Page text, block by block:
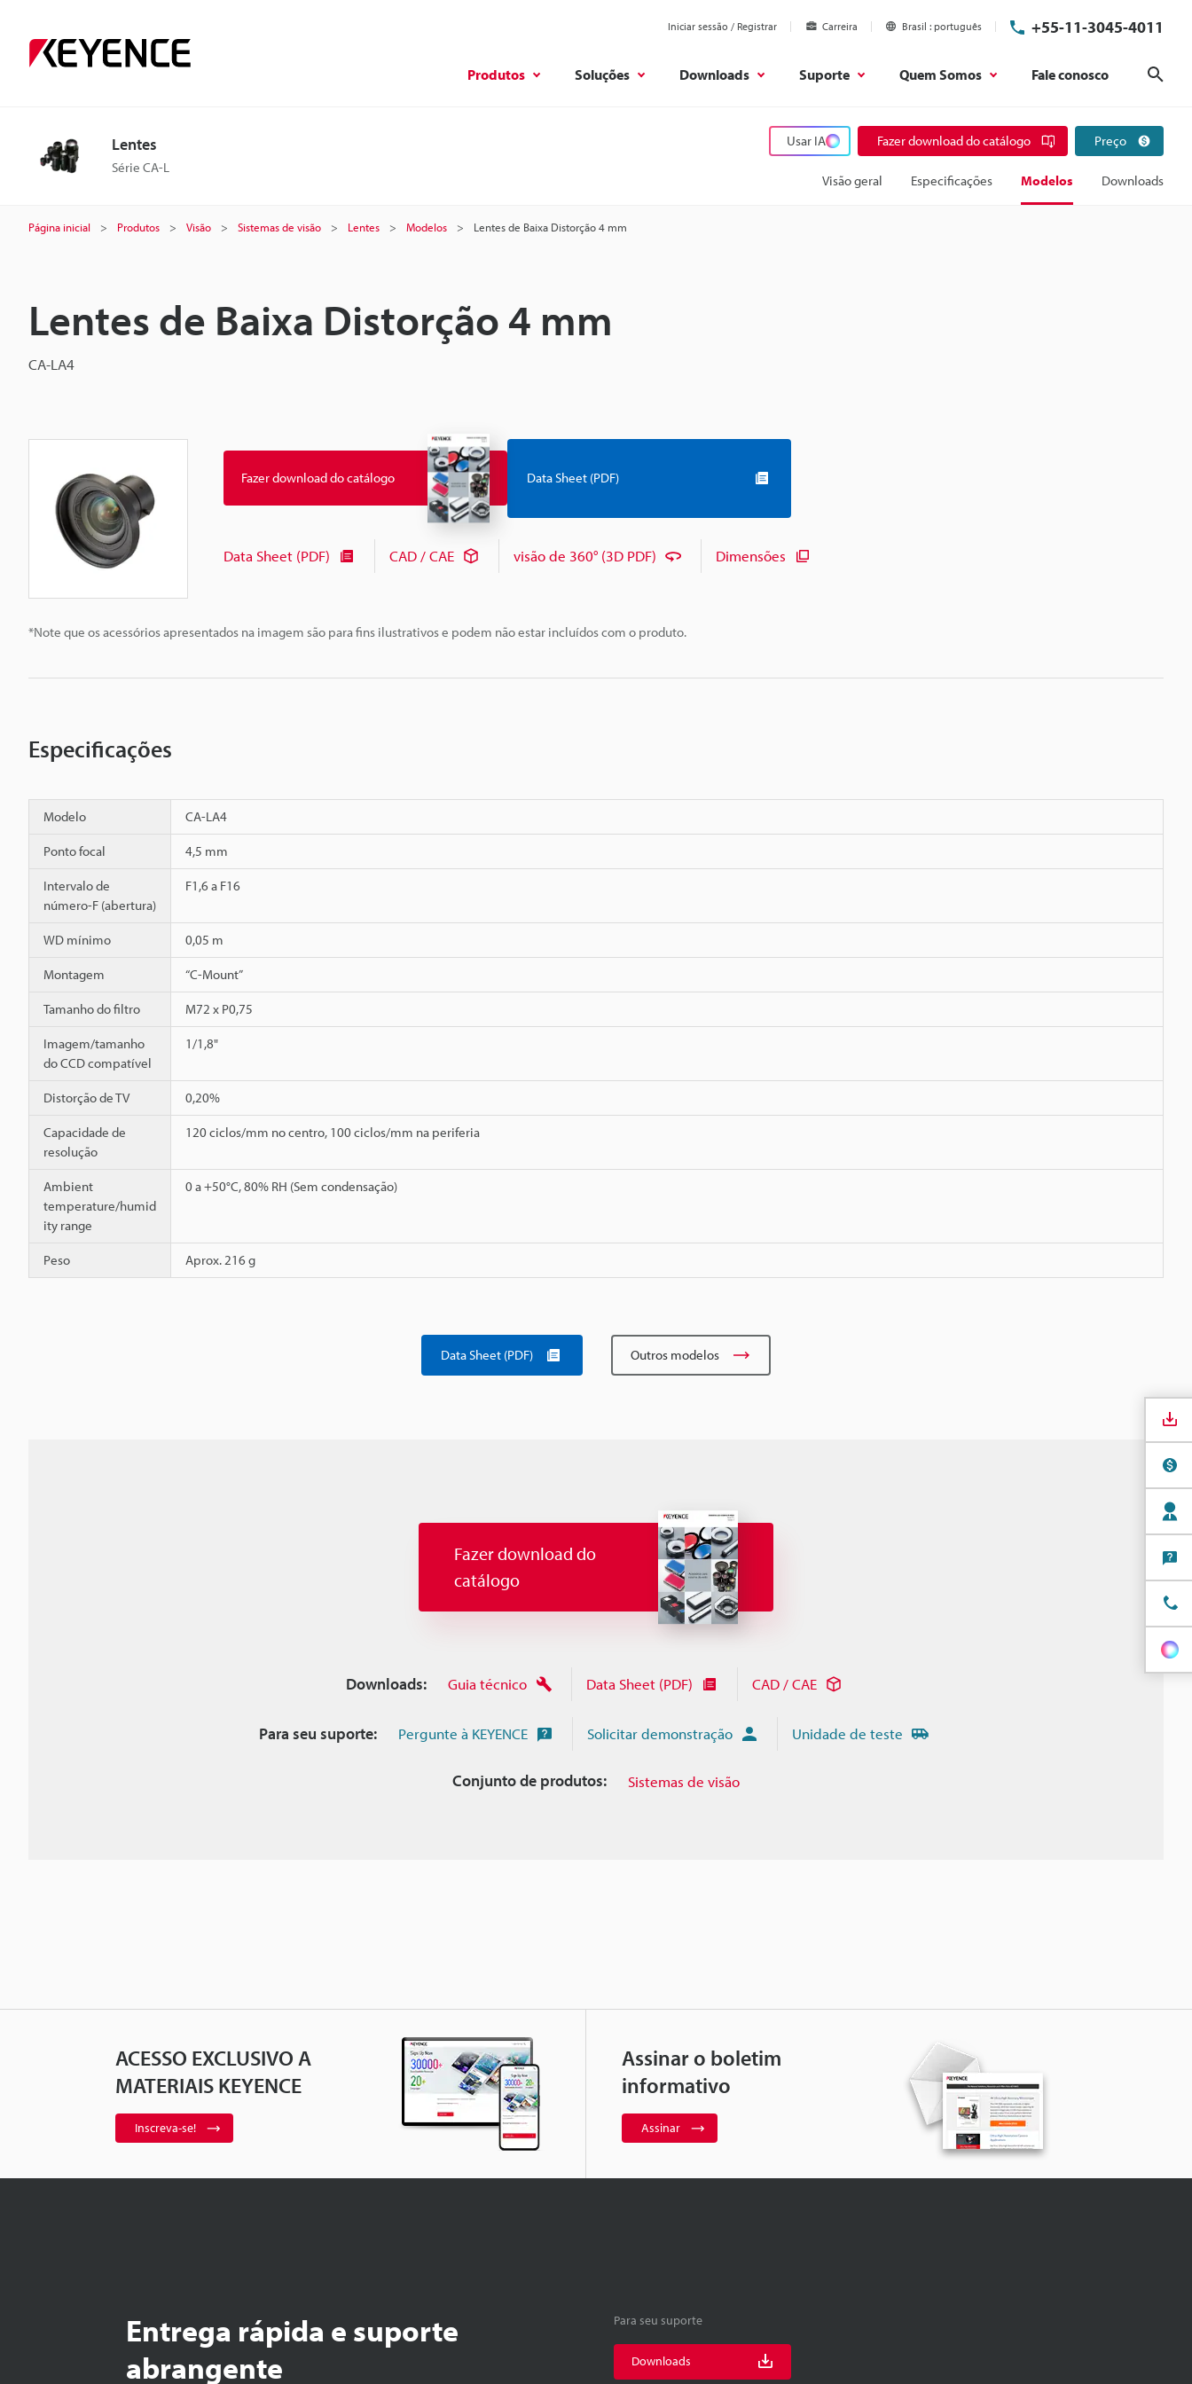
Iniciar sessão / Registrar Carreira Brasil português +55-11-3045-4011
Produtos Soluções Downloads Suporte Quem Somos Fale conosco
Lentes
Série CA-L
Usar IA Fazer download do catálogo Preço
Visão geral Especificações Modelos Downloads
Página inicial Produtos Visão Sistemas de visão Lentes Modelos Lentes de Baixa Distorção 4 mm
Lentes de Baixa Distorção 4 mm
CA-LA4
*Note que os acessórios apresentados na imagem são para fins ilustrativos e podem não estar incluídos com o produto.
Fazer download do catálogo Data Sheet (PDF)
Data Sheet (PDF) CAD / CAE visão de 360° (3D PDF) Dimensões
Especificações
Modelo CA-LA4
Ponto focal 4,5 mm
Intervalo de
número-F (abertura)
F1,6 a F16
WD mínimo 0,05 m
Montagem “C-Mount”
Tamanho do filtro M72 x P0,75
Imagem/tamanho
do CCD compatível
1/1,8"
Distorção de TV 0,20%
Capacidade de
resolução
120 ciclos/mm no centro, 100 ciclos/mm na periferia
Ambient
temperature/humid
ity range
0 a +50°C, 80% RH (Sem condensação)
Peso Aprox. 216 g
Data Sheet (PDF) Outros modelos
Fazer download do
catálogo
Downloads: Guia técnico Data Sheet (PDF) CAD / CAE
Para seu suporte: Pergunte à KEYENCE Solicitar demonstração Unidade de teste
Conjunto de produtos: Sistemas de visão
ACESSO EXCLUSIVO A
MATERIAIS KEYENCE
Inscreva-se!
Assinar o boletim
informativo
Assinar
Entrega rápida e suporte
abrangente
Para seu suporte
Downloads